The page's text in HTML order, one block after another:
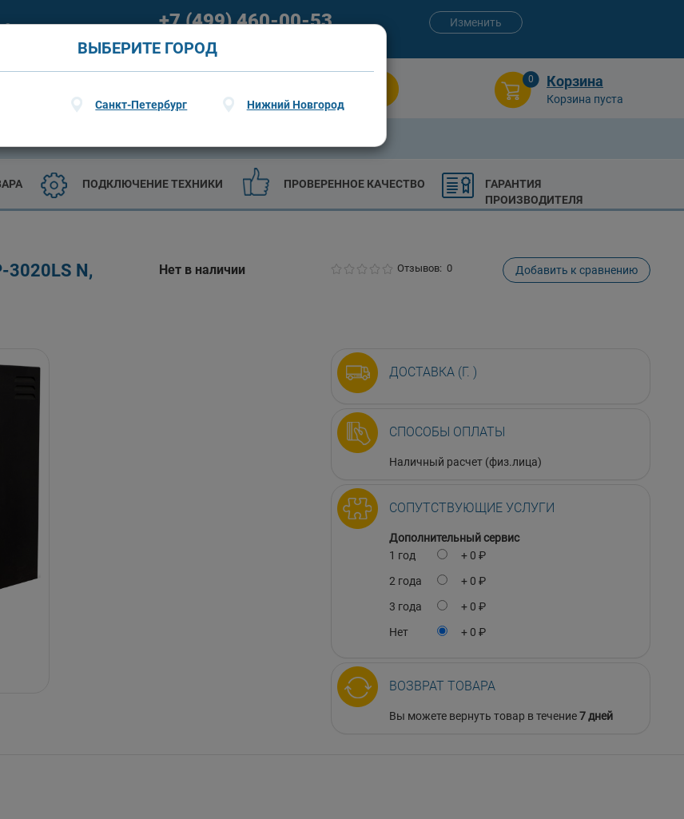
О гарантии +7 (499) 460-00-53
09:00 - 21:00 (пн-пт) 09:00 - 20:00 (сб-вс)
Изменить
ВЫБЕРИТЕ ГОРОД
Санкт-Петербург Нижний Новгород
0 Корзина
Корзина пуста
ПОДКЛЮЧЕНИЕ ТЕХНИКИ ПРОВЕРЕННОЕ КАЧЕСТВО
ГАРАНТИЯ
ПРОИЗВОДИТЕЛЯ
3020LS N,
Нет в наличии Отзывов: 0 Добавить к сравнению
ДОСТАВКА (Г. )
СПОСОБЫ ОПЛАТЫ
Наличный расчет (физ.лица)
СОПУТСТВУЮЩИЕ УСЛУГИ
Дополнительный сервис
1 год
+ 0 ₽
2 года
+ 0 ₽
3 года
+ 0 ₽
Нет
+ 0 ₽
ВОЗВРАТ ТОВАРА
Вы можете вернуть товар в течение7 дней